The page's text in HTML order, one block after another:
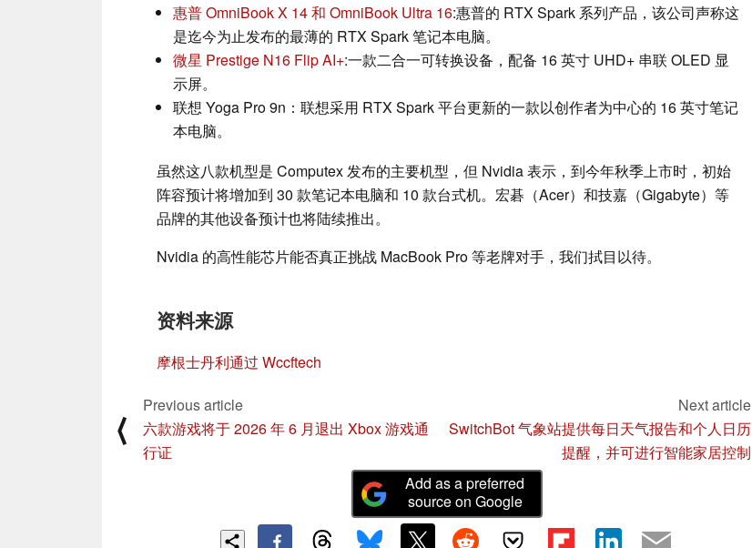
惠普 OmniBook X 14 和 OmniBook Ultra 16:惠普的 RTX Spark 系列产品，该公司声称这
是迄今为止发布的最薄的 RTX Spark 笔记本电脑。
微星 Prestige N16 Flip AI+:一款二合一可转换设备，配备 16 英寸 UHD+ 串联 OLED 显
示屏。
联想 Yoga Pro 9n：联想采用 RTX Spark 平台更新的一款以创作者为中心的 16 英寸笔记
本电脑。
虽然这八款机型是 Computex 发布的主要机型，但 Nvidia 表示，到今年秋季上市时，初始
阵容预计将增加到 30 款笔记本电脑和 10 款台式机。宏碁（Acer）和技嘉（Gigabyte）等
品牌的其他设备预计也将陆续推出。
Nvidia 的高性能芯片能否真正挑战 MacBook Pro 等老牌对手，我们拭目以待。
资料来源
摩根士丹利通过 Wccftech
⟨
Previous article
六款游戏将于 2026 年 6 月退出 Xbox 游戏通
行证
Next article
SwitchBot 气象站提供每日天气报告和个人日历
提醒，并可进行智能家居控制
Add as a preferred
source on Google